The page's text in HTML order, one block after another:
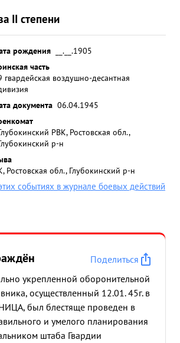
II степени
рождения
__.__.1905
часть
гвардейская воздушно-десантная
документа 06.04.1945
РВК, Ростовская обл.,
р-н
Ростовская обл., Глубокинский р-н
событиях в журнале боевых действий
Поделиться
укрепленной оборонительной
осуществленный 12.01. 45г. в
был блестяще проведен в
и умелого планирования
штаба Гвардии